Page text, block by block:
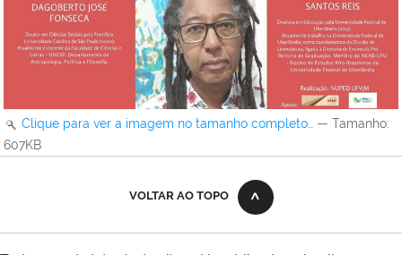
Clique para ver a imagem no tamanho completo… — Tamanho:
607KB
VOLTAR AO TOPO